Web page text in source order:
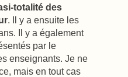
totalité des
. Il y a ensuite les
Il y a également
par le
enseignants. Je ne
mais en tout cas